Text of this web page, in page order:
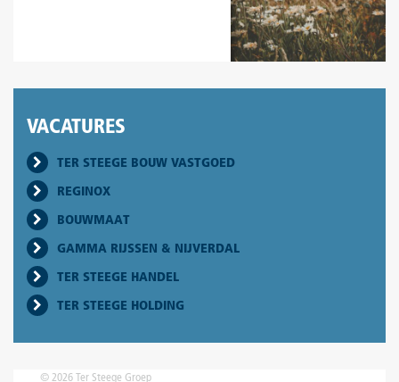
VACATURES
TER STEEGE BOUW VASTGOED
REGINOX
BOUWMAAT
GAMMA RIJSSEN & NIJVERDAL
TER STEEGE HANDEL
TER STEEGE HOLDING
© 2026 Ter Steege Groep